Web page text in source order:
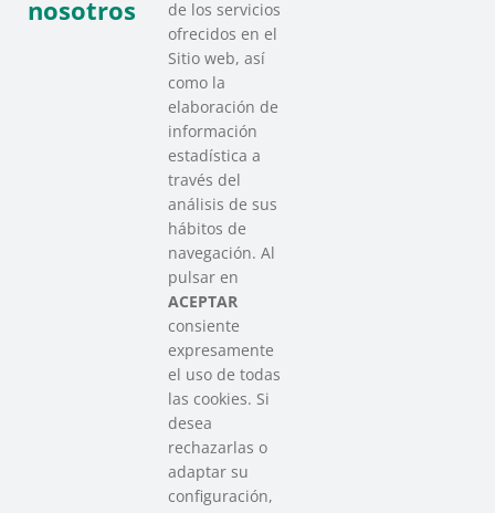
SAREEN SAREA
Asociación que agrupa a las redes
del Tercer Sector Social en Euskadi
Contacto
info@sareensarea.eu
Iparraguirre, 9 lonja – 48009 Bilbao
946 569 230
nosotros
de los servicios
ofrecidos en el
Sitio web, así
como la
elaboración de
información
estadística a
través del
análisis de sus
hábitos de
navegación. Al
pulsar en
ACEPTAR
consiente
expresamente
el uso de todas
las cookies. Si
desea
rechazarlas o
adaptar su
configuración,